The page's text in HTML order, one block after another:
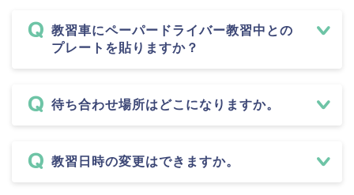
教習車にペーパードライバー教習中との
プレートを貼りますか？
待ち合わせ場所はどこになりますか。
教習日時の変更はできますか。